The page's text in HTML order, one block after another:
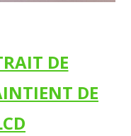
DE
DE